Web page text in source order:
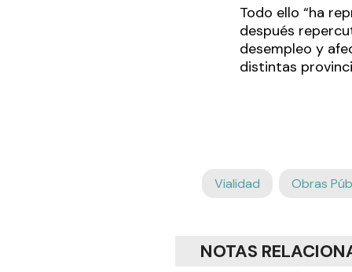
Todo ello “ha
después
desempleo y
distintas
Vialidad Obras
NOTAS